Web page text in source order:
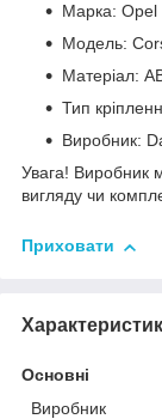
Марка: Opel
Модель:
Матеріал:
Тип
Виробник:
Увага! Виробник
вигляду чи
Приховати
Основні
Виробник